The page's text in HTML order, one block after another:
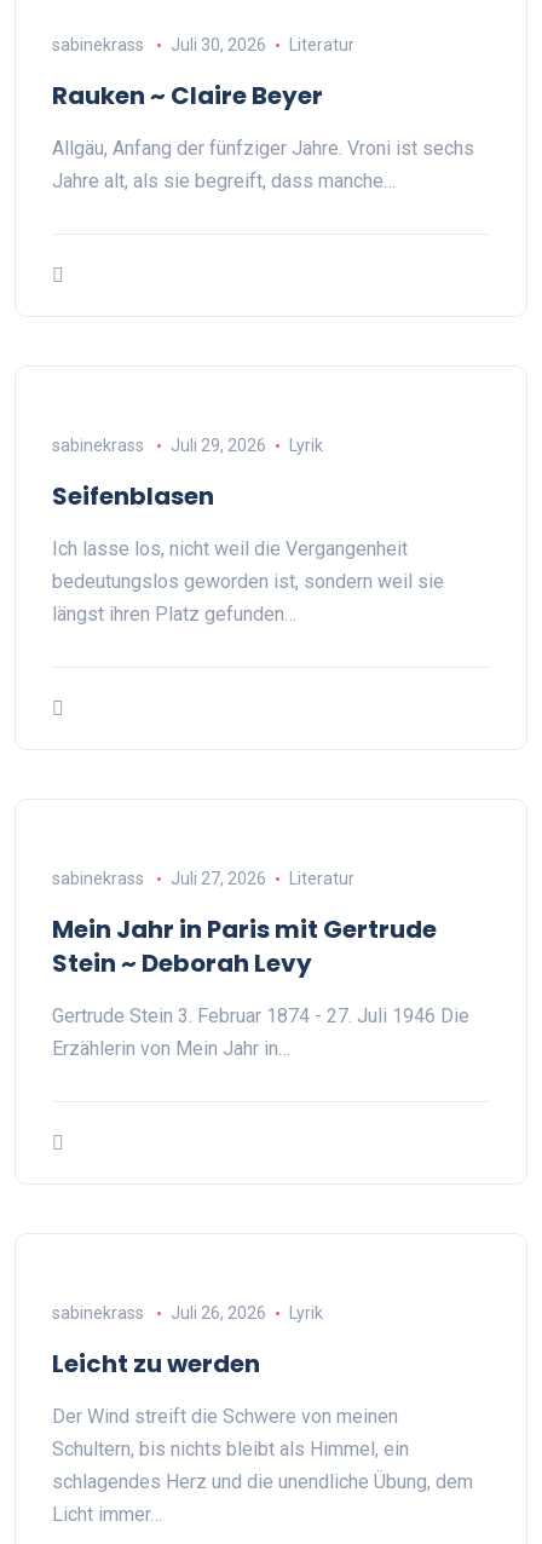
sabinekrass Juli 30, 2026 Literatur
Rauken ~ Claire Beyer
Allgäu, Anfang der fünfziger Jahre. Vroni ist sechs
Jahre alt, als sie begreift, dass manche…
sabinekrass Juli 29, 2026 Lyrik
Seifenblasen
Ich lasse los, nicht weil die Vergangenheit
bedeutungslos geworden ist, sondern weil sie
längst ihren Platz gefunden…
sabinekrass Juli 27, 2026 Literatur
Mein Jahr in Paris mit Gertrude
Stein ~ Deborah Levy
Gertrude Stein 3. Februar 1874 - 27. Juli 1946 Die
Erzählerin von Mein Jahr in…
sabinekrass Juli 26, 2026 Lyrik
Leicht zu werden
Der Wind streift die Schwere von meinen
Schultern, bis nichts bleibt als Himmel, ein
schlagendes Herz und die unendliche Übung, dem
Licht immer…